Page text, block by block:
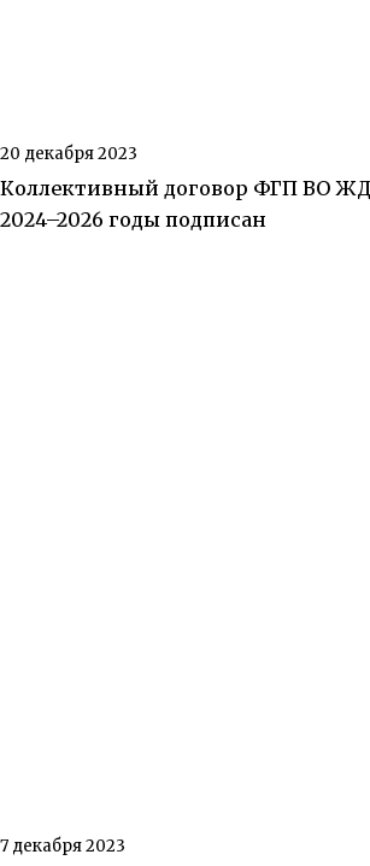
20 декабря 2023
Коллективный договор ФГП ВО
2024–2026 годы подписан
7 декабря 2023